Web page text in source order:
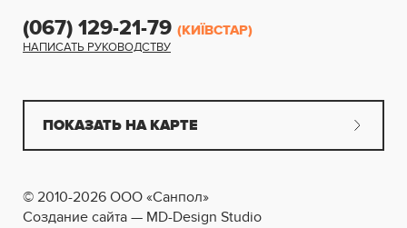
(067) 129-21-79 (КИЇВСТАР)
НАПИСАТЬ РУКОВОДСТВУ
ПОКАЗАТЬ НА КАРТЕ
© 2010-2026 ООО «Санпол»
Создание сайта — MD-Design Studio